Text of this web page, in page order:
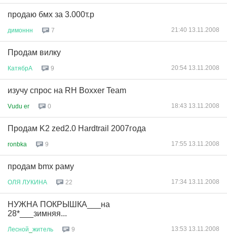
продаю бмх за 3.000т.р
димоннн 7 21:40 13.11.2008
Продам вилку
КатябрА 9 20:54 13.11.2008
изучу спрос на RH Boxxer Team
Vudu er 0 18:43 13.11.2008
Продам K2 zed2.0 Hardtrail 2007года
ronbka 9 17:55 13.11.2008
продам bmx раму
ОЛЯ ЛУКИНА 22 17:34 13.11.2008
НУЖНА ПОКРЫШКА___на
28*___зимняя...
Лесной житель 9 13:53 13.11.2008